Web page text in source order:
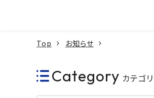
Top お知らせ
Category カテゴリ